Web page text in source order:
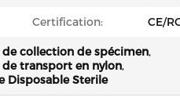
Certification: CE/
de collection de spécimen,
de transport en nylon,
Disposable Sterile